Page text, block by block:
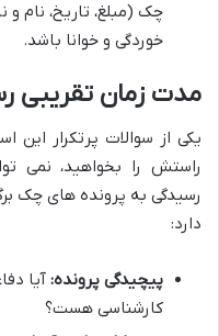
چک (مبلغ، تاریخ، نام
خوردگی و خوانا باشد.
مدت زمان تقریبی
یکی از سوالات پرتکرار
راستش را بخواهید، نمی
رسیدگی به پرونده های چک
دارد:
پیچیدگی پرونده:آیا
کارشناسی هست؟